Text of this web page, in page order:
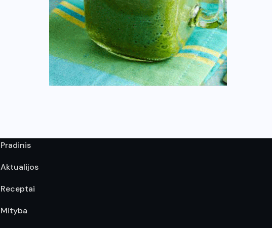
Pradinis
Aktualijos
Receptai
Mityba